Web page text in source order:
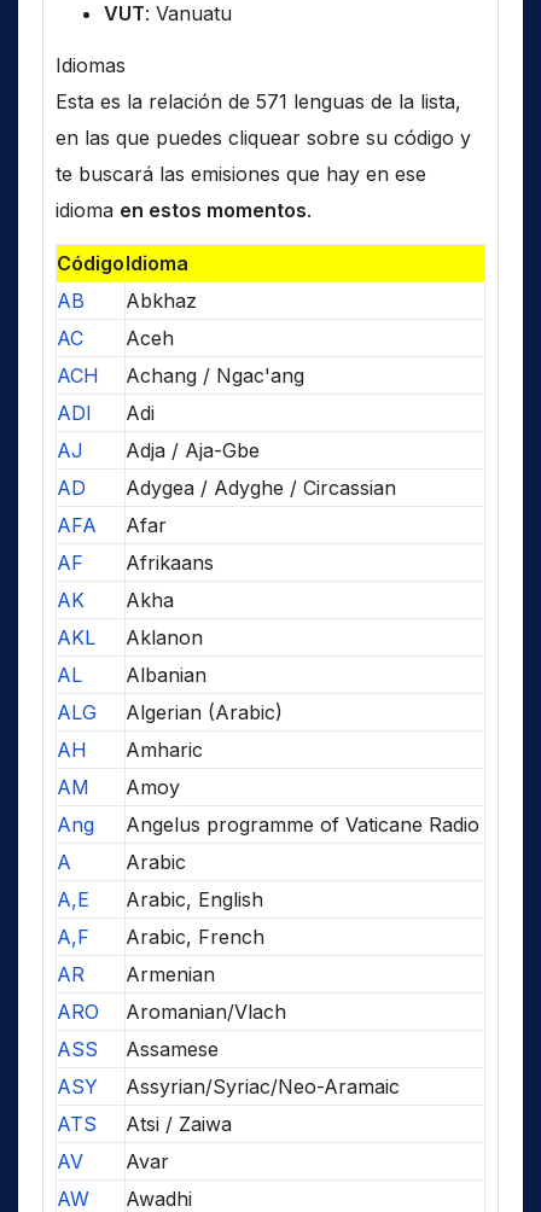
VUT: Vanuatu
Idiomas
Esta es la relación de 571 lenguas de la lista,
en las que puedes cliquear sobre su código y
te buscará las emisiones que hay en ese
idioma en estos momentos.
CódigoIdioma
AB
Abkhaz
AC
Aceh
ACH
Achang / Ngac'ang
ADI
Adi
AJ
Adja / Aja-Gbe
AD
Adygea / Adyghe / Circassian
AFA
Afar
AF
Afrikaans
AK
Akha
AKL
Aklanon
AL
Albanian
ALG
Algerian (Arabic)
AH
Amharic
AM
Amoy
Ang
Angelus programme of Vaticane Radio
A
Arabic
A,E
Arabic, English
A,F
Arabic, French
AR
Armenian
ARO
Aromanian/Vlach
ASS
Assamese
ASY
Assyrian/Syriac/Neo-Aramaic
ATS
Atsi / Zaiwa
AV
Avar
AW
Awadhi